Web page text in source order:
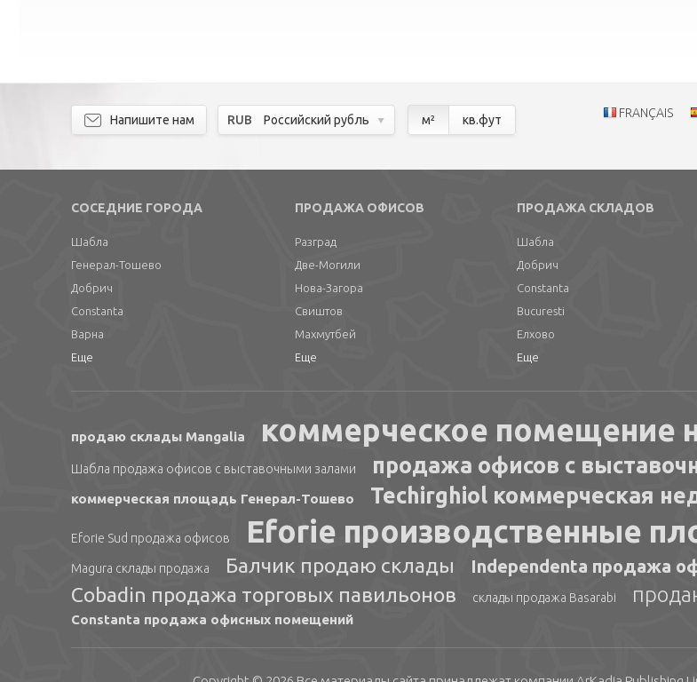
Напишите нам RUB Российский рубль м² кв.фут FRANÇAIS
СОСЕДНИЕ ГОРОДА
Шабла
Генерал-Тошево
Добрич
Constanta
Варна
Еще
ПРОДАЖА ОФИСОВ
Разград
Две-Могили
Нова-Загора
Свиштов
Махмутбей
Еще
ПРОДАЖА СКЛАДОВ
Шабла
Добрич
Constanta
Bucuresti
Елхово
Еще
продаю склады Mangalia коммерческое помещение
Шабла продажа офисов с выставочными залами продажа офисов с
коммерческая площадь Генерал-Тошево Techirghiol коммерческая
Eforie Sud продажа офисов Eforie производственные
Magura склады продажа Балчик продаю склады Independenta продажа
Cobadin продажа торговых павильонов склады продажа Basarabi
Constanta продажа офисных помещений